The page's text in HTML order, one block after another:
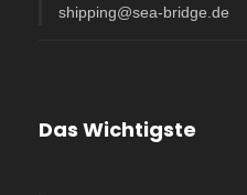
shipping@sea-bridge.de
Das Wichtigste